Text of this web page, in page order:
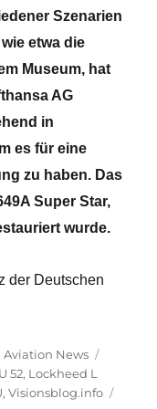
Szenarien
etwa die
Museum, hat
AG
in
es für eine
zu haben. Das
Super Star,
wurde.
der Deutschen
bleiben im Besitz
Aviation News
52, Lockheed L
,Visionsblog.info